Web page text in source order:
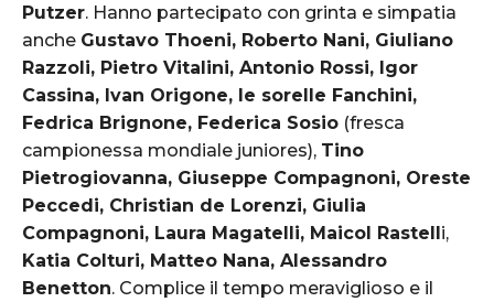
Putzer. Hanno partecipato con grinta e simpatia
anche Gustavo Thoeni, Roberto Nani, Giuliano
Razzoli, Pietro Vitalini, Antonio Rossi, Igor
Cassina, Ivan Origone, le sorelle Fanchini,
Fedrica Brignone, Federica Sosio (fresca
campionessa mondiale juniores), Tino
Pietrogiovanna, Giuseppe Compagnoni, Oreste
Peccedi, Christian de Lorenzi, Giulia
Compagnoni, Laura Magatelli, Maicol Rastelli,
Katia Colturi, Matteo Nana, Alessandro
Benetton. Complice il tempo meraviglioso e il